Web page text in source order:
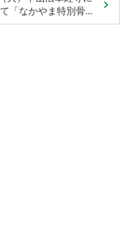
て「なかやま特別骨...